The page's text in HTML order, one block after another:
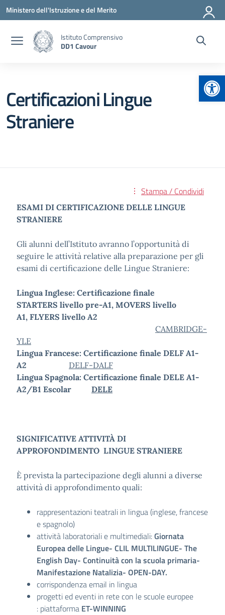
Vai ai contenuti
Vai al menu di navigazione
Vai al footer
Ministero dell'Istruzione e del Merito
Istituto Comprensivo
DD1 Cavour
Certificazioni Lingue
Straniere
Stampa / Condividi
ESAMI DI CERTIFICAZIONE DELLE LINGUE
STRANIERE
Gli alunni dell’Istituto avranno l’opportunità di
seguire le attività relative alla preparazione per gli
esami di certificazione delle Lingue Straniere:
Lingua Inglese: Certificazione finale
STARTERS livello pre-A1, MOVERS livello
A1, FLYERS livello A2
CAMBRIDGE-
YLE
Lingua Francese: Certificazione finale DELF A1-
A2
DELF-DALF
Lingua Spagnola: Certificazione finale DELE A1-
A2/B1 Escolar DELE
SIGNIFICATIVE ATTIVITÀ DI
APPROFONDIMENTO LINGUE STRANIERE
È prevista la partecipazione degli alunni a diverse
attività di approfondimento quali:
rappresentazioni teatrali in lingua (inglese, francese
e spagnolo)
attività laboratoriali e multimediali:Giornata
Europea delle Lingue- CLIL MULTILINGUE- The
English Day- Continuità con la scuola primaria-
Manifestazione Natalizia- OPEN-DAY.
corrispondenza email in lingua
progetti ed eventi in rete con le scuole europee
: piattaforma ET-WINNING